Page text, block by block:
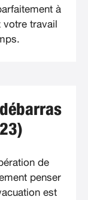
à
travail
de
penser
est